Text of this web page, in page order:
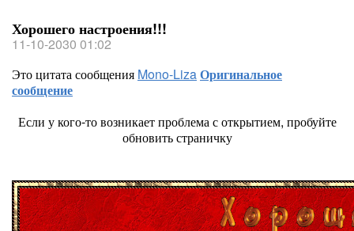
Хорошего настроения!!!
11-10-2030 01:02
Это цитата сообщения Mono-LizaОригинальное
сообщение
Если у кого-то возникает проблема с открытием, пробуйте
обновить страничку